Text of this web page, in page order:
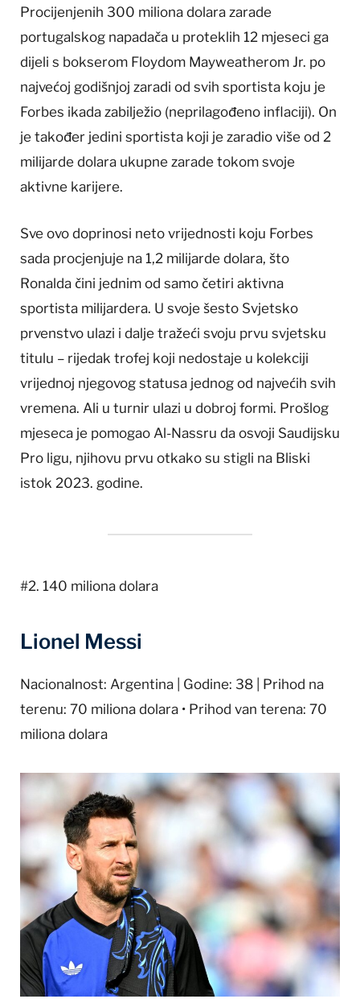
Procijenjenih 300 miliona dolara zarade
portugalskog napadača u proteklih 12 mjeseci ga
dijeli s bokserom Floydom Mayweatherom Jr. po
najvećoj godišnjoj zaradi od svih sportista koju je
Forbes ikada zabilježio (neprilagođeno inflaciji). On
je također jedini sportista koji je zaradio više od 2
milijarde dolara ukupne zarade tokom svoje
aktivne karijere.
Sve ovo doprinosi neto vrijednosti koju Forbes
sada procjenjuje na 1,2 milijarde dolara, što
Ronalda čini jednim od samo četiri aktivna
sportista milijardera. U svoje šesto Svjetsko
prvenstvo ulazi i dalje tražeći svoju prvu svjetsku
titulu – rijedak trofej koji nedostaje u kolekciji
vrijednoj njegovog statusa jednog od najvećih svih
vremena. Ali u turnir ulazi u dobroj formi. Prošlog
mjeseca je pomogao Al-Nassru da osvoji Saudijsku
Pro ligu, njihovu prvu otkako su stigli na Bliski
istok 2023. godine.
#2. 140 miliona dolara
Lionel Messi
Nacionalnost: Argentina | Godine: 38 | Prihod na
terenu: 70 miliona dolara • Prihod van terena: 70
miliona dolara